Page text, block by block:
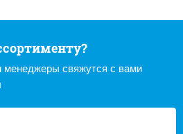
менеджеры свяжутся с вами